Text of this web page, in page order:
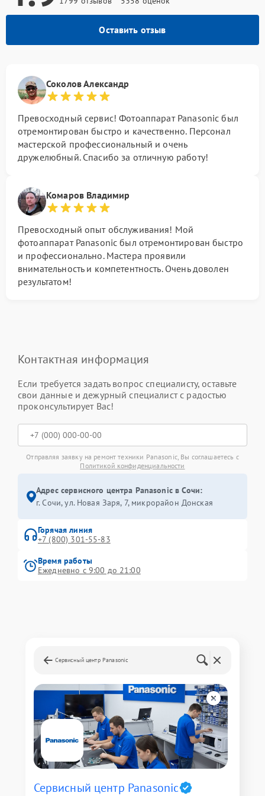
Оставить отзыв
Соколов Александр
Превосходный сервис! Фотоаппарат Panasonic был
отремонтирован быстро и качественно. Персонал
мастерской профессиональный и очень
дружелюбный. Спасибо за отличную работу!
Комаров Владимир
Превосходный опыт обслуживания! Мой
фотоаппарат Panasonic был отремонтирован быстро
и профессионально. Мастера проявили
внимательность и компетентность. Очень доволен
результатом!
Контактная информация
Если требуется задать вопрос специалисту, оставьте
свои данные и дежурный специалист с радостью
проконсультирует Вас!
Отправляя заявку на ремонт техники Panasonic, Вы соглашаетесь с
Политикой конфиденциальности
Адрес сервисного центра Panasonic в Сочи:
г. Сочи, ул. Новая Заря, 7, микрорайон Донская
Горячая линия
+7 (800) 301-55-83
Время работы
Ежедневно с 9:00 до 21:00
Сервисный центр Panasonic
Сервисный центр Panasonic